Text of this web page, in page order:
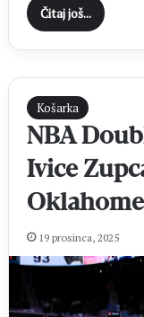
Čitaj još...
Košarka
NBA
Ivice
Oklahome
19 prosinca, 2025